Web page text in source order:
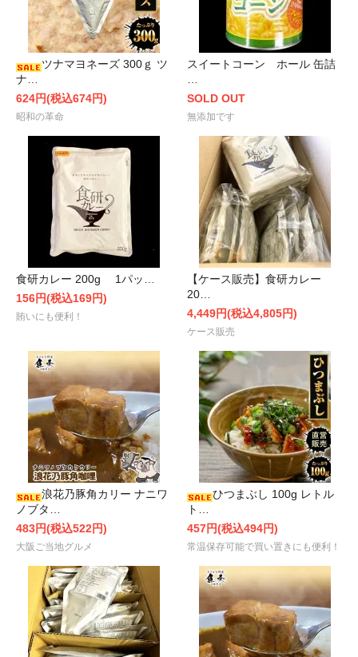
ツナマヨネーズ 300ｇ ツ
ナ…
624円(税込674円)
昭和の革命
スイートコーン ホール 缶詰
SOLD OUT
無添加です
食研カレー 200g 1パッ…
156円(税込169円)
賄いにも便利！
【ケース販売】食研カレー
20…
4,449円(税込4,805円)
ケース販売
浪花乃豚角カリー ナニワ
ノブタ…
483円(税込522円)
大阪ご当地グルメ
ひつまぶし 100g レトル
ト…
457円(税込494円)
常温保存可能で買い置きにも便利！